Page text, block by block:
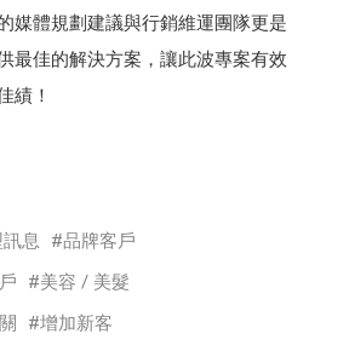
媒體規劃建議與行銷維運團隊更是
最佳的解決方案，讓此波專案有效
績！
息
品牌客戶
美容 / 美髮
增加新客